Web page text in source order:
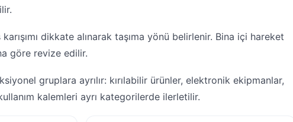
dikkate alınarak taşıma yönü belirlenir. Bina içi hareket
göre revize edilir.
gruplara ayrılır: kırılabilir ürünler, elektronik ekipmanlar,
kalemleri ayrı kategorilerde ilerletilir.